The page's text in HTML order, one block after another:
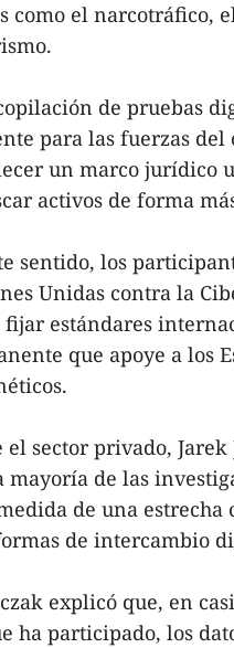
como el narcotráfico,
de pruebas
para las fuerzas
un marco jurídico
activos de forma
sentido, los
Unidas contra la
fijar estándares
que apoye a los
el sector privado,
mayoría de las
de una estrecha
de intercambio
explicó que, en
ha participado, los